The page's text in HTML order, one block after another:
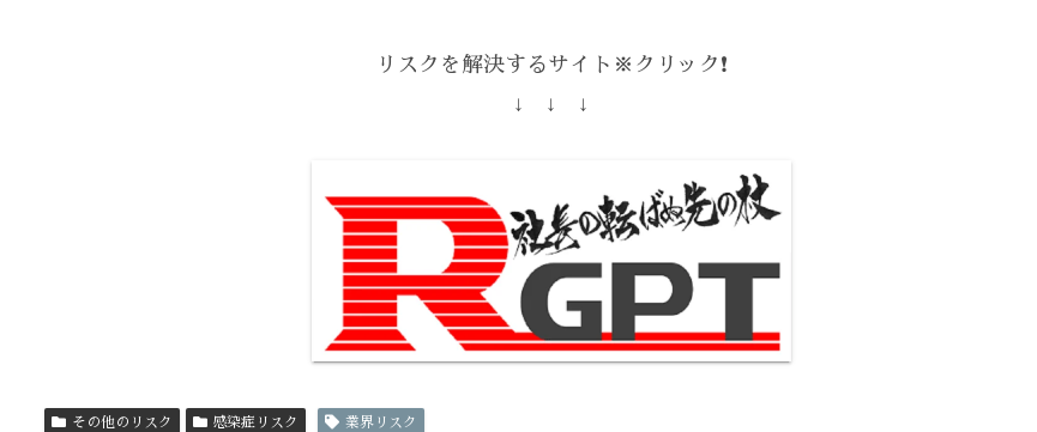
リスクを解決するサイト※クリック❗️
↓ ↓ ↓
その他のリスク 感染症リスク 業界リスク